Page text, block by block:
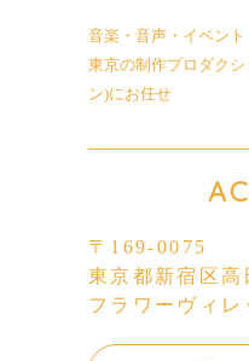
音楽・音声・イベント
東京の制作プロダクシ
ン)にお任せ
〒169-0075
東京都新宿区
フラワーヴィレ